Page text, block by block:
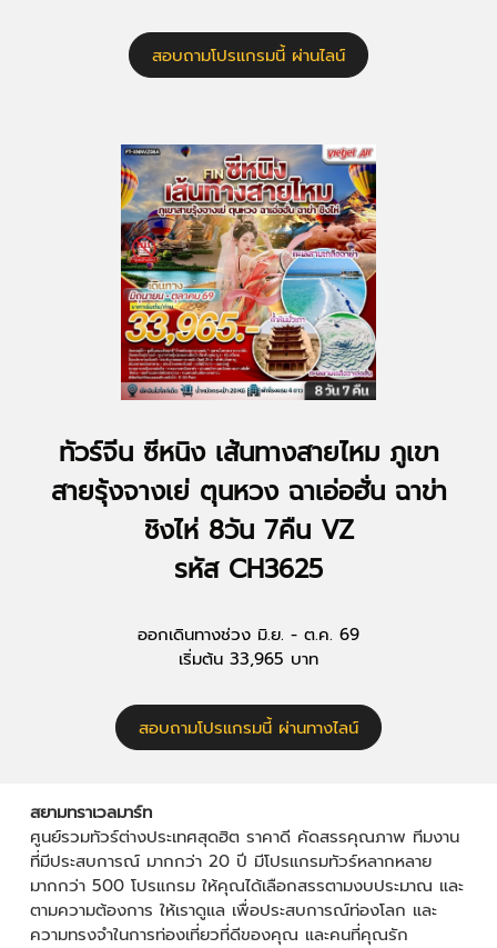
สอบถามโปรแกรมนี้ ผ่านไลน์
ทัวร์จีน ซีหนิง เส้นทางสายไหม ภูเขา
สายรุ้งจางเย่ ตุนหวง ฉาเอ่อฮั่น ฉาข่า
ชิงไห่ 8วัน 7คืน VZ
รหัส CH3625
ออกเดินทางช่วง มิ.ย. - ต.ค. 69
เริ่มต้น 33,965 บาท
สอบถามโปรแกรมนี้ ผ่านทางไลน์
สยามทราเวลมาร์ท
ศูนย์รวมทัวร์ต่างประเทศสุดฮิต ราคาดี คัดสรรคุณภาพ ทีมงาน
ที่มีประสบการณ์ มากกว่า 20 ปี มีโปรแกรมทัวร์หลากหลาย
มากกว่า 500 โปรแกรม ให้คุณได้เลือกสรรตามงบประมาณ และ
ตามความต้องการ ให้เราดูแล เพื่อประสบการณ์ท่องโลก และ
ความทรงจำในการท่องเที่ยวที่ดีของคุณ และคนที่คุณรัก